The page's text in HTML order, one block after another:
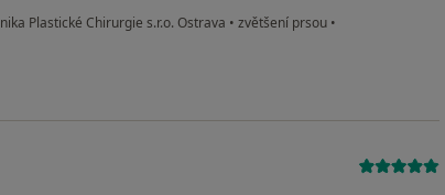
Plastické Chirurgie s.r.o. Ostrava • zvětšení prsou •